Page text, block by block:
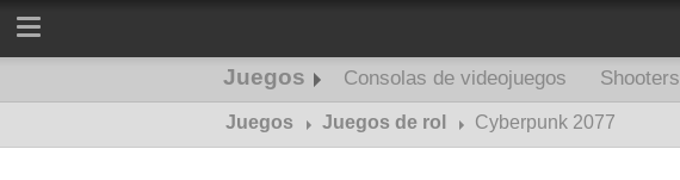
Juegos Consolas de videojuegos Shooters
Juegos Juegos de rol Cyberpunk 2077